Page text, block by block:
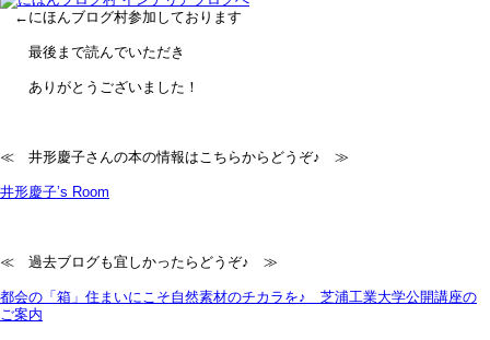
←にほんブログ村参加しております
最後まで読んでいただき
ありがとうございました！
≪ 井形慶子さんの本の情報はこちらからどうぞ♪ ≫
井形慶子’s Room
≪ 過去ブログも宜しかったらどうぞ♪ ≫
都会の「箱」住まいにこそ自然素材のチカラを♪＿芝浦工業大学公開講座の
ご案内